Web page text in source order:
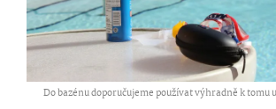
Do bazénu doporučujeme používat výhradně k tomu